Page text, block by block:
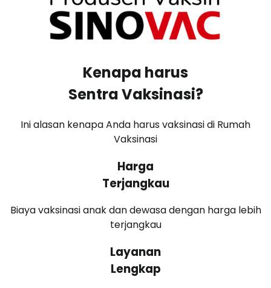
Kenapa harus
Sentra Vaksinasi?
Ini alasan kenapa Anda harus vaksinasi di Rumah
Vaksinasi
Harga
Terjangkau
Biaya vaksinasi anak dan dewasa dengan harga lebih
terjangkau
Layanan
Lengkap